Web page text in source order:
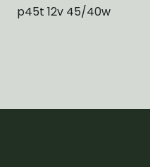
p45t 12v 45/40w